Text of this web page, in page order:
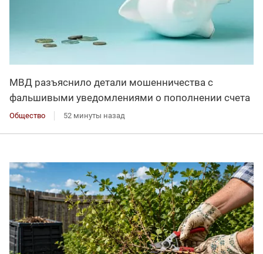
МВД разъяснило детали мошенничества с
фальшивыми уведомлениями о пополнении счета
Общество 52 минуты назад